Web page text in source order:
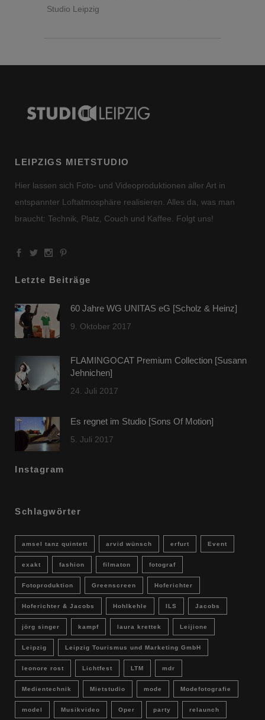
Studio Leipzig
LEIPZIGS MIETSTUDIO
Hier lassen sich Foto- und Videoproduktionen aller Art in
entspannter Loftatmosphäre realisieren. Alles da, was man
braucht: Technik, Platz, Couch und Kaffee. Folgt uns!
Letzte Beiträge
60 Jahre WG UNITAS eG [Scholz & Heinz]
9. Oktober 2017
FLAMINGOCAT Premium Collection [Susann
Jehnichen]
24. Juli 2017
Es regnet im Studio [Sons Of Motion]
5. Juli 2017
Instagram
Schlagwörter
amsel tanz quintett arvid wünsch erfurt Event
exakt fashion filmaton fotograf
Fotoproduktion Greenscreen Hoferichter
Hoferichter & Jacobs Hohlkehle ILS Jacobs
jörg singer kampf laura krettek Leijione
Leipzig Leipzig Tourismus und Marketing GmbH
leonore rost Lichtfest LTM mdr
Medientechnik Mietstudio mode Modefotografie
model Musikvideo Oper party relaunch